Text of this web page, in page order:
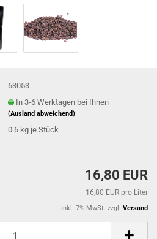
63053
In 3-6 Werktagen bei Ihnen
(Ausland abweichend)
0.6 kg je Stück
16,80 EUR
16,80 EUR pro Liter
inkl. 7% MwSt. zzgl. Versand